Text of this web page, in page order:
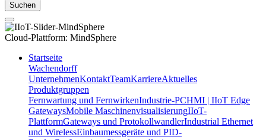
Suchen
Cloud-Plattform: MindSphere
Startseite
Wachendorff
UnternehmenKontaktTeamKarriereAktuelles
Produktgruppen
Fernwartung und FernwirkenIndustrie-PCHMI | IIoT Edge
GatewaysMobile MaschinenvisualisierungIIoT-
PlattformGateways und ProtokollwandlerIndustrial Ethernet
und WirelessEinbaumessgeräte und PID-